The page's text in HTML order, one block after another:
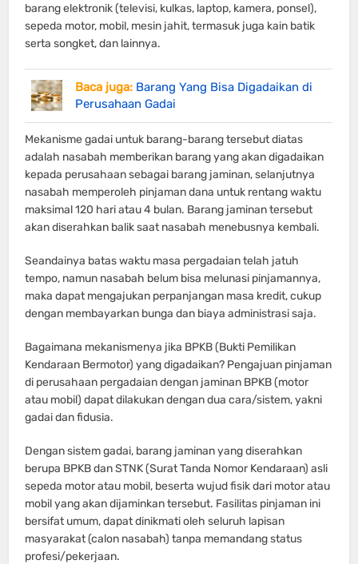
barang elektronik (televisi, kulkas, laptop, kamera, ponsel),
sepeda motor, mobil, mesin jahit, termasuk juga kain batik
serta songket, dan lainnya.
Baca juga: Barang Yang Bisa Digadaikan di
Perusahaan Gadai
Mekanisme gadai untuk barang-barang tersebut diatas
adalah nasabah memberikan barang yang akan digadaikan
kepada perusahaan sebagai barang jaminan, selanjutnya
nasabah memperoleh pinjaman dana untuk rentang waktu
maksimal 120 hari atau 4 bulan. Barang jaminan tersebut
akan diserahkan balik saat nasabah menebusnya kembali.
Seandainya batas waktu masa pergadaian telah jatuh
tempo, namun nasabah belum bisa melunasi pinjamannya,
maka dapat mengajukan perpanjangan masa kredit, cukup
dengan membayarkan bunga dan biaya administrasi saja.
Bagaimana mekanismenya jika BPKB (Bukti Pemilikan
Kendaraan Bermotor) yang digadaikan? Pengajuan pinjaman
di perusahaan pergadaian dengan jaminan BPKB (motor
atau mobil) dapat dilakukan dengan dua cara/sistem, yakni
gadai dan fidusia.
Dengan sistem gadai, barang jaminan yang diserahkan
berupa BPKB dan STNK (Surat Tanda Nomor Kendaraan) asli
sepeda motor atau mobil, beserta wujud fisik dari motor atau
mobil yang akan dijaminkan tersebut. Fasilitas pinjaman ini
bersifat umum, dapat dinikmati oleh seluruh lapisan
masyarakat (calon nasabah) tanpa memandang status
profesi/pekerjaan.